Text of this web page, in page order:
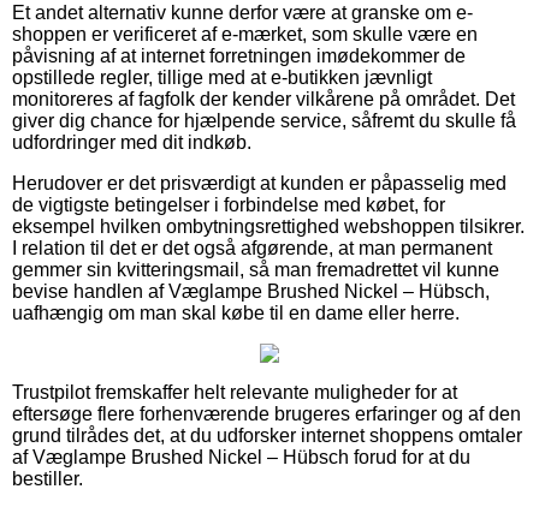
Et andet alternativ kunne derfor være at granske om e-
shoppen er verificeret af e-mærket, som skulle være en
påvisning af at internet forretningen imødekommer de
opstillede regler, tillige med at e-butikken jævnligt
monitoreres af fagfolk der kender vilkårene på området. Det
giver dig chance for hjælpende service, såfremt du skulle få
udfordringer med dit indkøb.
Herudover er det prisværdigt at kunden er påpasselig med
de vigtigste betingelser i forbindelse med købet, for
eksempel hvilken ombytningsrettighed webshoppen tilsikrer.
I relation til det er det også afgørende, at man permanent
gemmer sin kvitteringsmail, så man fremadrettet vil kunne
bevise handlen af Væglampe Brushed Nickel – Hübsch,
uafhængig om man skal købe til en dame eller herre.
Trustpilot fremskaffer helt relevante muligheder for at
eftersøge flere forhenværende brugeres erfaringer og af den
grund tilrådes det, at du udforsker internet shoppens omtaler
af Væglampe Brushed Nickel – Hübsch forud for at du
bestiller.